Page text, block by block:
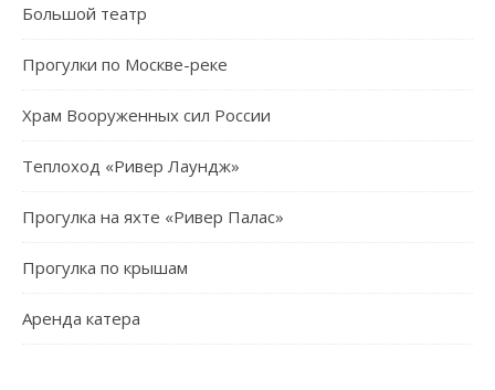
Большой театр
Прогулки по Москве-реке
Храм Вооруженных сил России
Теплоход «Ривер Лаундж»
Прогулка на яхте «Ривер Палас»
Прогулка по крышам
Аренда катера